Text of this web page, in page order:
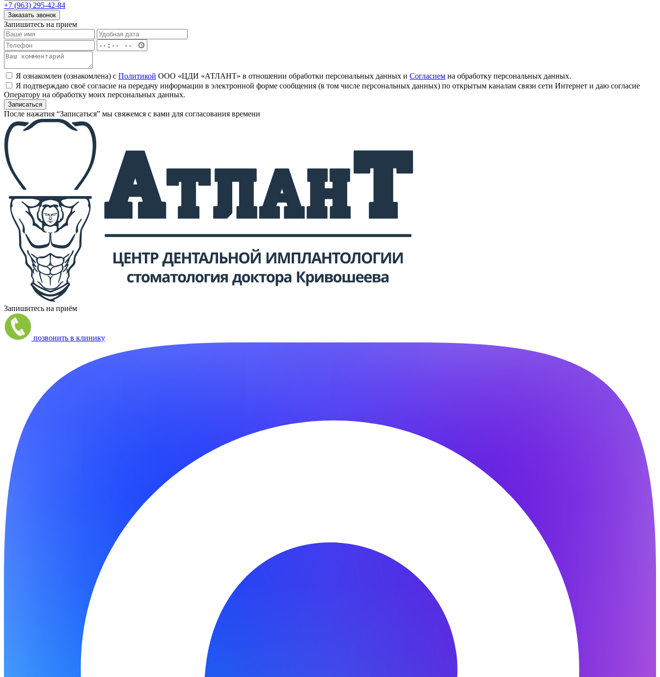
+7 (963) 295-42-84
Заказать звонок
Запишитесь на прием
Я ознакомлен (ознакомлена) с Политикой ООО «ЦДИ «АТЛАНТ» в отношении обработки персональных данных и Согласием на обработку персональных данных.
Я подтверждаю своё согласие на передачу информации в электронной форме сообщения (в том числе персональных данных) по открытым каналам связи сети Интернет и даю согласие
Оператору на обработку моих персональных данных.
После нажатия “Записаться” мы свяжемся с вами для согласования времени
Запишитесь на приём
позвонить в клинику